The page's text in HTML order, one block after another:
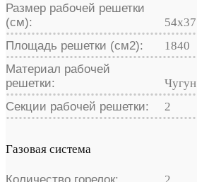
Размер рабочей решетки
(см):
54x37
Площадь решетки (см2):
1840
Материал рабочей
решетки:
Чугун
Секции рабочей решетки:
2
Газовая система
Количество горелок: 2